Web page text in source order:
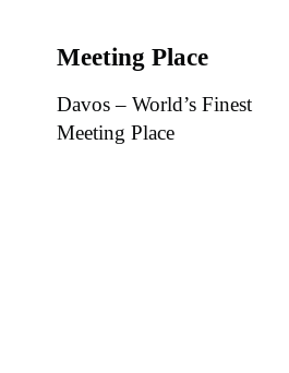
Meeting Place
Davos – World’s Finest
Meeting Place